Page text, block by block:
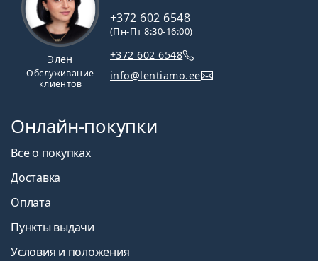
PureVision 2
Статьи по теме из нашего блога
Привыкание к контактным линзам: сколько
времени это занимает?
Как ухаживать за контактными линзами
Можно ли принимать душ в контактных линзах?
контактных линз
Покупатели, купившие эти линзы, также купили
Элен
Обслуживание
клиентов
+372 602 6548
(Пн-Пт 8:30-16:00)
+372 602 6548
info@lentiamo.ee
Онлайн-покупки
Все о покупках
Доставка
Оплата
Пункты выдачи
Условия и положения